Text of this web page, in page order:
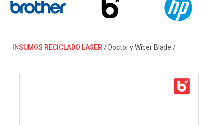
INSUMOS RECICLADO LASER/ Doctor y Wiper Blade /